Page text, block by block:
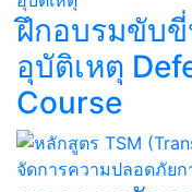
ฝึกอบรมขับ
อุบัติเหตุ
Course​